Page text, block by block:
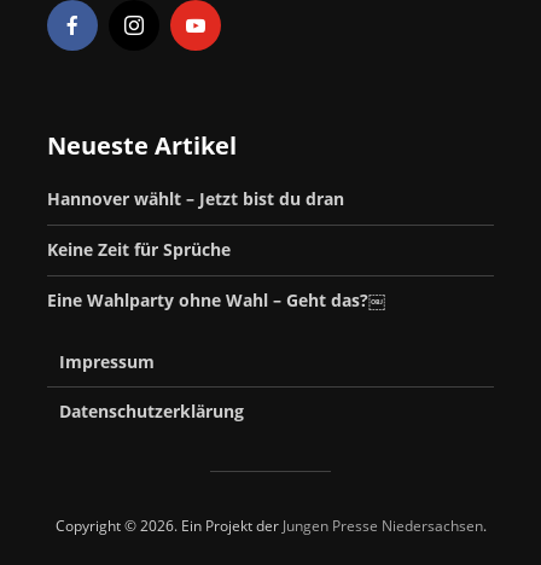
Neueste Artikel
Hannover wählt – Jetzt bist du dran
Keine Zeit für Sprüche
Eine Wahlparty ohne Wahl – Geht das?￼
Impressum
Datenschutzerklärung
Copyright © 2026. Ein Projekt der Jungen Presse Niedersachsen.